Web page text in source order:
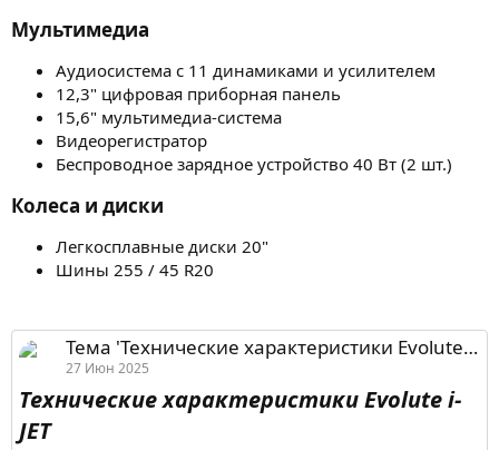
Мультимедиа​
Аудиосистема с 11 динамиками и усилителем
12,3" цифровая приборная панель
15,6" мультимедиа-система
Видеорегистратор
Беспроводное зарядное устройство 40 Вт (2 шт.)
Колеса и диски​
Легкосплавные диски 20"
Шины 255 / 45 R20
Тема 'Технические характеристики Evolute i-JET'
27 Июн 2025
Технические характеристики Evolute i-
JET​